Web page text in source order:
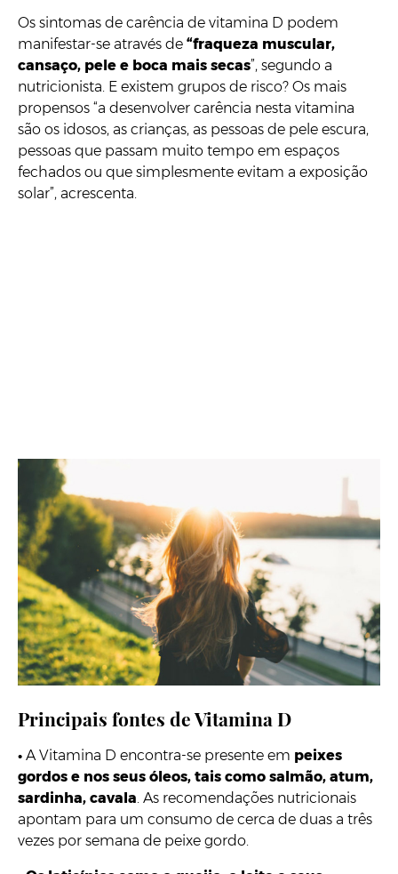
Os sintomas de carência de vitamina D podem
manifestar-se através de “fraqueza muscular,
cansaço, pele e boca mais secas”, segundo a
nutricionista. E existem grupos de risco? Os mais
propensos “a desenvolver carência nesta vitamina
são os idosos, as crianças, as pessoas de pele escura,
pessoas que passam muito tempo em espaços
fechados ou que simplesmente evitam a exposição
solar”, acrescenta.
Principais fontes de Vitamina D
• A Vitamina D encontra-se presente em peixes
gordos e nos seus óleos, tais como salmão, atum,
sardinha, cavala. As recomendações nutricionais
apontam para um consumo de cerca de duas a três
vezes por semana de peixe gordo.